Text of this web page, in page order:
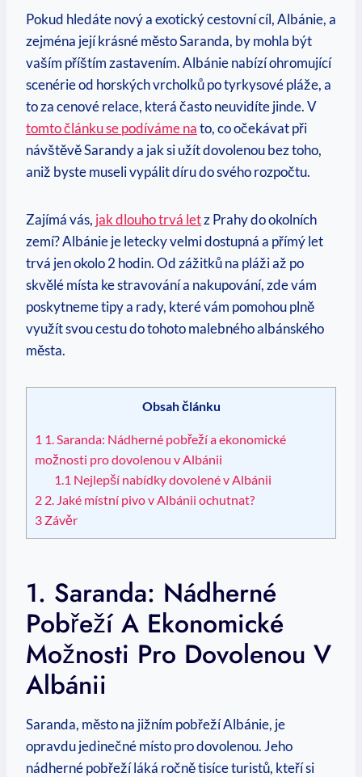
Pokud hledáte nový a exotický cestovní cíl, Albánie, a
zejména její krásné město Saranda, by mohla být
vaším příštím zastavením. Albánie nabízí ohromující
scenérie od horských vrcholků po tyrkysové pláže, a
to za cenové relace, která často neuvidíte jinde. V
tomto článku se podíváme nato, co očekávat při
návštěvě Sarandy a jak si užít dovolenou bez toho,
aniž byste museli vypálit díru do svého rozpočtu.
Zajímá vás, jak dlouho trvá letz Prahy do okolních
zemí? Albánie je letecky velmi dostupná a přímý let
trvá jen okolo 2 hodin. Od zážitků na pláži až po
skvělé místa ke stravování a nakupování, zde vám
poskytneme tipy a rady, které vám pomohou plně
využít svou cestu do tohoto malebného albánského
města.
Obsah článku
1 1. Saranda: Nádherné pobřeží a ekonomické
možnosti pro dovolenou v Albánii
1.1 Nejlepší nabídky dovolené v Albánii
2 2. Jaké místní pivo v Albánii ochutnat?
3 Závěr
1. Saranda: Nádherné
Pobřeží A Ekonomické
Možnosti Pro Dovolenou V
Albánii
Saranda, město na jižním pobřeží Albánie, je
opravdu jedinečné místo pro dovolenou. Jeho
nádherné pobřeží láká ročně tisíce turistů, kteří si